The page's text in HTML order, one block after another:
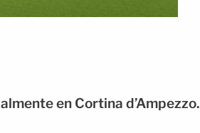
en Cortina d’Ampezzo.